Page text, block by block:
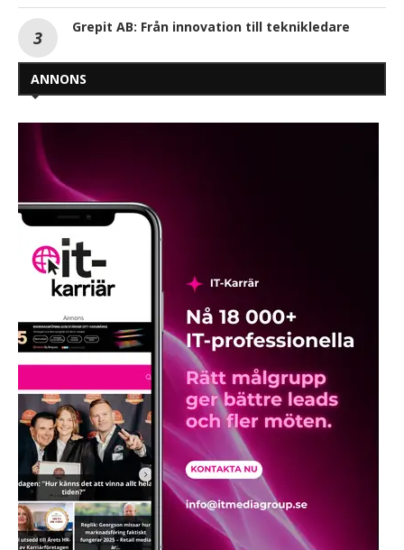
Grepit AB: Från innovation till teknikledare
ANNONS